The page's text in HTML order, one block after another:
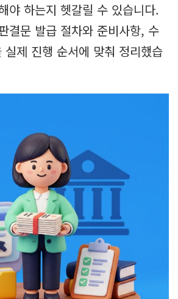
야 하는지 헷갈릴 수 있습니다.
결문 발급 절차와 준비사항, 수
실제 진행 순서에 맞춰 정리했습